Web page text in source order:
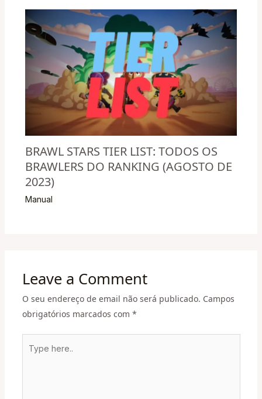
BRAWL STARS TIER LIST: TODOS OS
BRAWLERS DO RANKING (AGOSTO DE
2023)
Manual
Leave a Comment
O seu endereço de email não será publicado. Campos
obrigatórios marcados com *
here..